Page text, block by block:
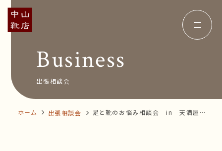
Concept コンセプト
Insole オーダー中敷き
News&Blog
Company 会社概要
Business
出張相談会
ホーム 出張相談会
足と靴のお悩み相談会 in 天満屋福